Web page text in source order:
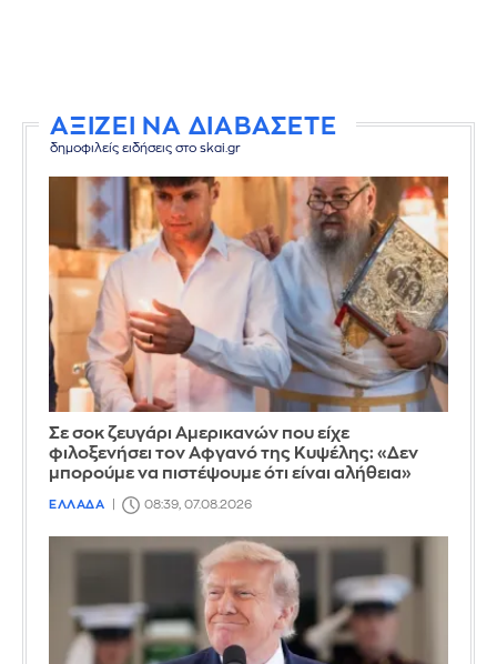
ΑΞΙΖΕΙ ΝΑ ΔΙΑΒΑΣΕΤΕ
δημοφιλείς ειδήσεις στο skai.gr
Σε σοκ ζευγάρι Αμερικανών που είχε
φιλοξενήσει τον Αφγανό της Κυψέλης: «Δεν
μπορούμε να πιστέψουμε ότι είναι αλήθεια»
ΕΛΛΑΔΑ 08:39, 07.08.2026